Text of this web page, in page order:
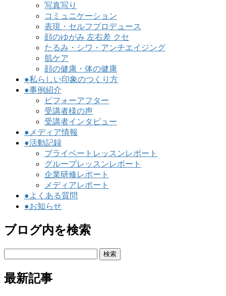
写真写り
コミュニケーション
表現・セルフプロデュース
顔のゆがみ 左右差 クセ
たるみ・シワ・アンチエイジング
肌ケア
顔の健康・体の健康
●私らしい印象のつくり方
●事例紹介
ビフォーアフター
受講者様の声
受講者インタビュー
●メディア情報
●活動記録
プライベートレッスンレポート
グループレッスンレポート
企業研修レポート
メディアレポート
●よくある質問
●お知らせ
ブログ内を検索
最新記事